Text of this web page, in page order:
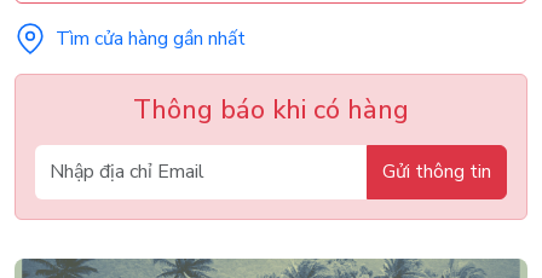
Tìm cửa hàng gần nhất
Thông báo khi có hàng
Gửi thông tin